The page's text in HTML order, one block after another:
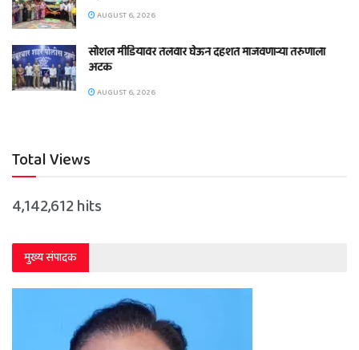
AUGUST 6, 2026
सोशल मीडियावर तलवार घेऊन दहशत माजवणाऱ्या तरुणाला
अटक
AUGUST 6, 2026
Total Views
4,142,612 hits
मुख्य संपादक